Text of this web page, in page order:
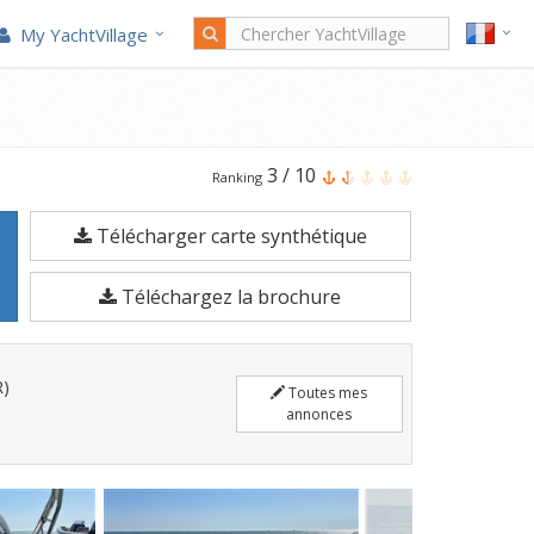
My YachtVillage
Le
SACS
S
900
est
un
Pneumatique
enregistrés
Ranking 3 / 10
Télécharger carte synthétique
Téléchargez la brochure
Toutes mes
annonces